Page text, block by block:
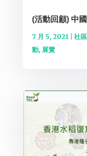
(活動回顧) 中
7 月 5, 2021| 社
動, 展覽